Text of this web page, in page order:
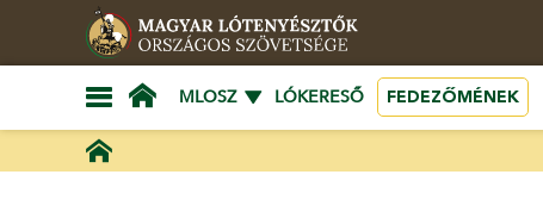
MLOSZ LÓKERESŐ FEDEZŐMÉNEK